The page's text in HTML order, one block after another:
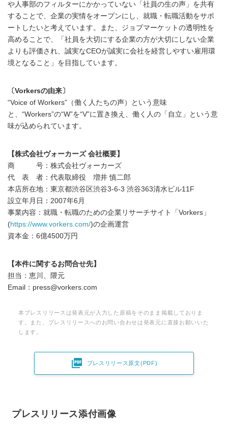
や人事部のフィルターにかかっていない「社員の生の声」を共有
することで、企業の実情をオープンにし、就職・転職活動をサポ
ートしたいと考えています。また、ジョブマーケットの透明性を
高めることで、「社員を大切にする企業の方が大切にしない企業
よりも評価され、誠実なCEOが誠実に会社を経営しやすい雇用環
境となること」を目指しています。
〔Vorkersの由来〕
“Voice of Workers”（働く人たちの声）という意味
と、“Workers”の“W”を“V”に置き換え、働く人の「自立」という意
味が込められています。
【株式会社ヴォーカーズ 会社概要】
商 号：株式会社ヴォーカーズ
代 表 者：代表取締役 増井 慎二郎
本店所在地：東京都渋谷区渋谷3-6-3 渋谷363清水ビル11F
設立年月日：2007年6月
事業内容：就職・転職のための企業リサーチサイト「Vorkers」
(https://www.vorkers.com/)の企画運営
資本金：6億4500万円
【本件に関するお問合せ先】
担当：恵川、隈元
Email：press@vorkers.com
本プレスリリースは発表元が入力した原稿をそのまま掲載しておりま
す。また、プレスリリースへのお問い合わせは発表元に直接お願いいた
します。
 プレスリリース原文(PDF)
プレスリリース添付画像